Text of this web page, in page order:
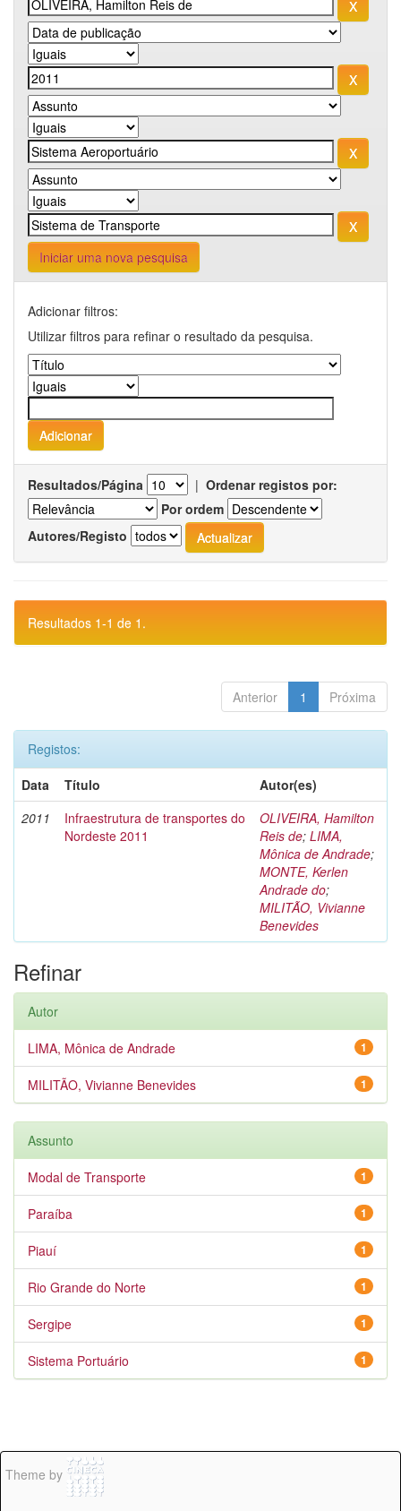
Iniciar uma nova pesquisa
Adicionar filtros:
Utilizar filtros para refinar o resultado da pesquisa.
Resultados/Página | Ordenar registos por:
Por ordem
Autores/Registo
Resultados 1-1 de 1.
Anterior 1 Próxima
Registos:
Data
Título
Autor(es)
2011
Infraestrutura de transportes do
Nordeste 2011
OLIVEIRA, Hamilton
Reis de; LIMA,
Mônica de Andrade;
MONTE, Kerlen
Andrade do;
MILITÃO, Vivianne
Benevides
Refinar
Autor
1
LIMA, Mônica de Andrade
1
MILITÃO, Vivianne Benevides
Assunto
1
Modal de Transporte
1
Paraíba
1
Piauí
1
Rio Grande do Norte
1
Sergipe
1
Sistema Portuário
Theme by